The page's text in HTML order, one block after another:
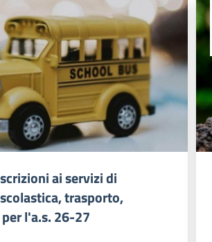
ai servizi di
trasporto,
l'a.s. 26-27